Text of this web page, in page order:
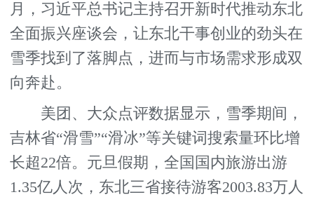
月，习近平总书记主持召开新时代推动东北
全面振兴座谈会，让东北干事创业的劲头在
雪季找到了落脚点，进而与市场需求形成双
向奔赴。
美团、大众点评数据显示，雪季期间，
吉林省“滑雪”“滑冰”等关键词搜索量环比增
长超22倍。元旦假期，全国国内旅游出游
1.35亿人次，东北三省接待游客2003.83万人